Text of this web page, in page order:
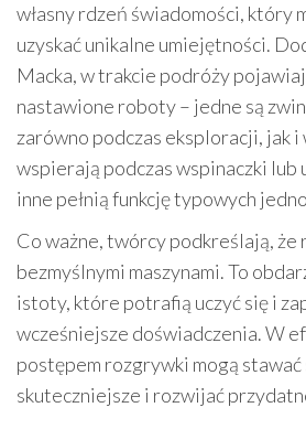
własny rdzeń świadomości, który
uzyskać unikalne umiejętności.
Macka, w trakcie podróży
nastawione roboty – jedne są
zarówno podczas eksploracji, jak i
wspierają podczas wspinaczki lub
inne pełnią funkcję typowych
Co ważne, twórcy podkreślają, że
bezmyślnymi maszynami. To
istoty, które potrafią uczyć się i
wcześniejsze doświadczenia. W
postępem rozgrywki mogą stawać
skuteczniejsze i rozwijać